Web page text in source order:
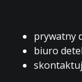
prywatny
biuro